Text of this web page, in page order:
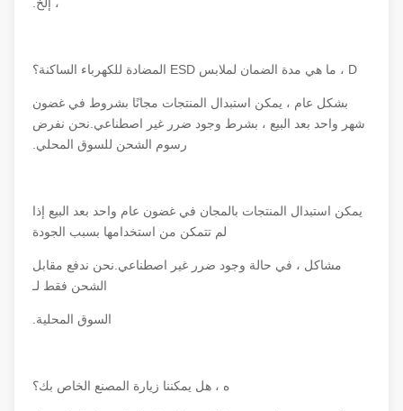
بشكل عام ، يمكن استبدال المنتجات مجانًا بشروط في غضون
شهر واحد بعد البيع ، بشرط وجود ضرر غير اصطناعي.نحن نفرض
رسوم الشحن للسوق المحلي.
يمكن استبدال المنتجات بالمجان في غضون عام واحد بعد البيع إذا
لم تتمكن من استخدامها بسبب الجودة
مشاكل ، في حالة وجود ضرر غير اصطناعي.نحن ندفع مقابل
الشحن فقط لـ
السوق المحلية.
ه ، هل يمكننا زيارة المصنع الخاص بك؟